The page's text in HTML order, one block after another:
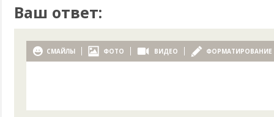
Ваш ответ:
СМАЙЛЫ ФОТО ВИДЕО ФОРМАТИРОВАНИЕ